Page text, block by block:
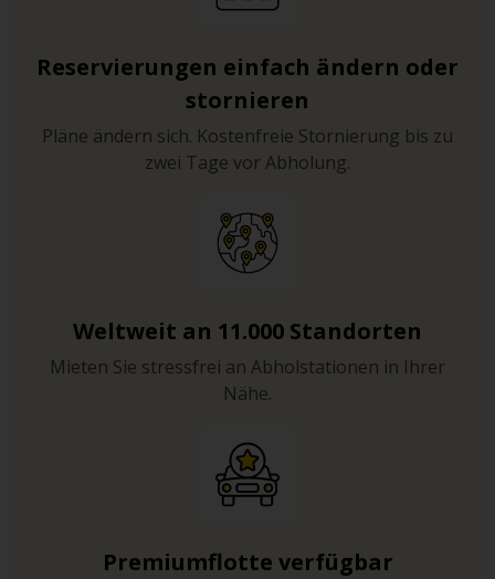
Reservierungen einfach ändern oder
stornieren
Pläne ändern sich. Kostenfreie Stornierung bis zu
zwei Tage vor Abholung.
Weltweit an 11.000 Standorten
Mieten Sie stressfrei an Abholstationen in Ihrer
Nähe.
Premiumflotte verfügbar